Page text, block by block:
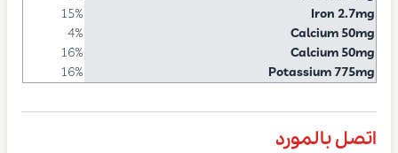
Iron 2.7mg
15%
Calcium 50mg
4%
Calcium 50mg
16%
Potassium 775mg
16%
اتصل بالمورد